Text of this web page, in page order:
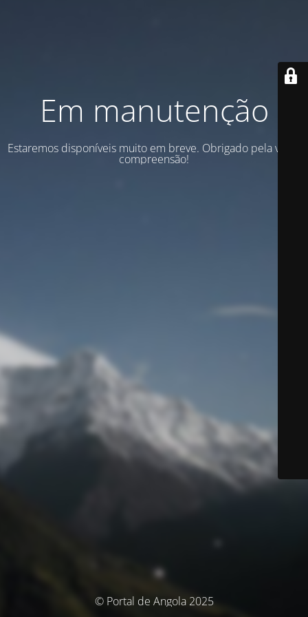
Em manutenção
Estaremos disponíveis muito em breve. Obrigado pela vossa
compreensão!
© Portal de Angola 2025